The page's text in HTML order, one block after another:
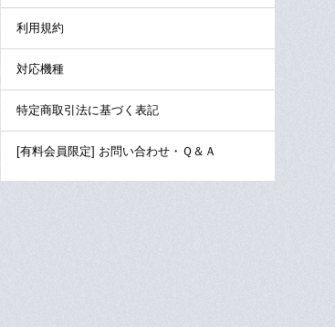
利用規約
対応機種
特定商取引法に基づく表記
[有料会員限定] お問い合わせ・Ｑ＆Ａ